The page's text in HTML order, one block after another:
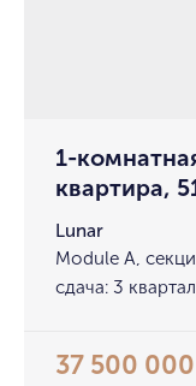
1-
квартира,
Lunar
Module A,
сдача: 3
37 500